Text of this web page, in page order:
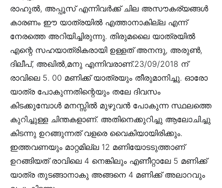
രാഹുൽ, അപ്പൂസ് എന്നിവർക്ക് ചില അസൗകര്യങ്ങൾ
കാരണം ഈ യാത്രയിൽ എത്താനാകില്ല എന്ന്
നേരത്തെ അറിയിച്ചിരുന്നു. തിരുമലൈ യാത്രയിൽ
എന്റെ സഹയാത്രികരായി ഉള്ളത് അനന്ദു, അരുൺ,
ദിലീപ്, അഖിൽ,മനു എന്നിവരാണ്.23/09/2018 ന്
രാവിലെ 5. 00 മണിക്ക് യാത്രയും തീരുമാനിച്ചു. ഓരോ
യാത്ര പോകുന്നതിന്റെയും തലേ ദിവസം
കിടക്കുമ്പോൾ മനസ്സിൽ മുഴുവൻ പോകുന്ന സ്ഥലത്തെ
കുറിച്ചുള്ള ചിന്തകളാണ്. അതിനെക്കുറിച്ചു ആലോചിച്ചു
കിടന്നു ഉറങ്ങുന്നത് വളരെ വൈകിയായിരിക്കും.
ഇത്തവണയും മാറ്റമില്ല 12 മണിയോടടുത്താണ്
ഉറങ്ങിയത് രാവിലെ 4 നെങ്കിലും എണീറ്റാലേ 5 മണിക്ക്
യാത്ര തുടങ്ങാനാകു അങ്ങനെ 4 മണിക്ക് അലാറവും